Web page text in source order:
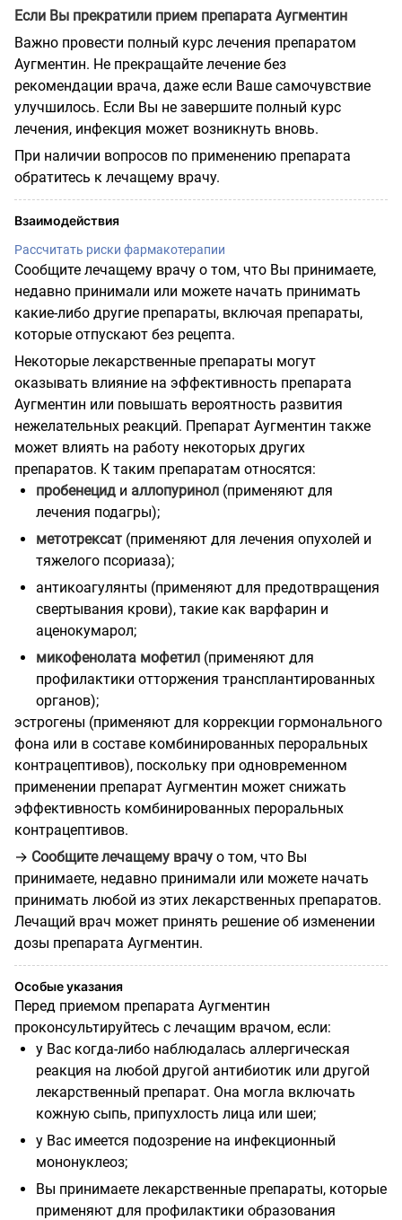
Если Вы прекратили прием препарата Аугментин
Важно провести полный курс лечения препаратом
Аугментин. Не прекращайте лечение без
рекомендации врача, даже если Ваше самочувствие
улучшилось. Если Вы не завершите полный курс
лечения, инфекция может возникнуть вновь.
При наличии вопросов по применению препарата
обратитесь к лечащему врачу.
Взаимодействия
Рассчитать риски фармакотерапии
Сообщите лечащему врачу о том, что Вы принимаете,
недавно принимали или можете начать принимать
какие-либо другие препараты, включая препараты,
которые отпускают без рецепта.
Некоторые лекарственные препараты могут
оказывать влияние на эффективность препарата
Аугментин или повышать вероятность развития
нежелательных реакций. Препарат Аугментин также
может влиять на работу некоторых других
препаратов. К таким препаратам относятся:
пробенецид и аллопуринол (применяют для
лечения подагры);
метотрексат (применяют для лечения опухолей и
тяжелого псориаза);
антикоагулянты (применяют для предотвращения
свертывания крови), такие как варфарин и
аценокумарол;
микофенолата мофетил (применяют для
профилактики отторжения трансплантированных
органов);
эстрогены (применяют для коррекции гормонального
фона или в составе комбинированных пероральных
контрацептивов), поскольку при одновременном
применении препарат Аугментин может снижать
эффективность комбинированных пероральных
контрацептивов.
→ Сообщите лечащему врачу о том, что Вы
принимаете, недавно принимали или можете начать
принимать любой из этих лекарственных препаратов.
Лечащий врач может принять решение об изменении
дозы препарата Аугментин.
Особые указания
Перед приемом препарата Аугментин
проконсультируйтесь с лечащим врачом, если:
у Вас когда-либо наблюдалась аллергическая
реакция на любой другой антибиотик или другой
лекарственный препарат. Она могла включать
кожную сыпь, припухлость лица или шеи;
у Вас имеется подозрение на инфекционный
мононуклеоз;
Вы принимаете лекарственные препараты, которые
применяют для профилактики образования